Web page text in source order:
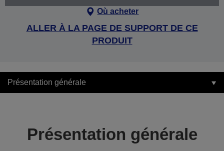
Où acheter
ALLER À LA PAGE DE SUPPORT DE CE
PRODUIT
Présentation générale
Présentation générale